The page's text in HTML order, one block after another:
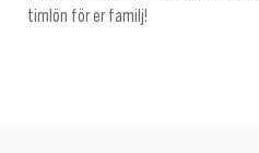
timlön för er familj!